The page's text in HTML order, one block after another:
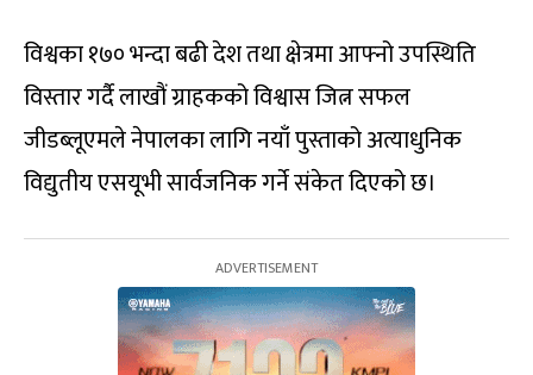
विश्वका १७० भन्दा बढी देश तथा क्षेत्रमा आफ्नो उपस्थिति
विस्तार गर्दै लाखौं ग्राहकको विश्वास जित्न सफल
जीडब्लूएमले नेपालका लागि नयाँ पुस्ताको अत्याधुनिक
विद्युतीय एसयूभी सार्वजनिक गर्ने संकेत दिएको छ।